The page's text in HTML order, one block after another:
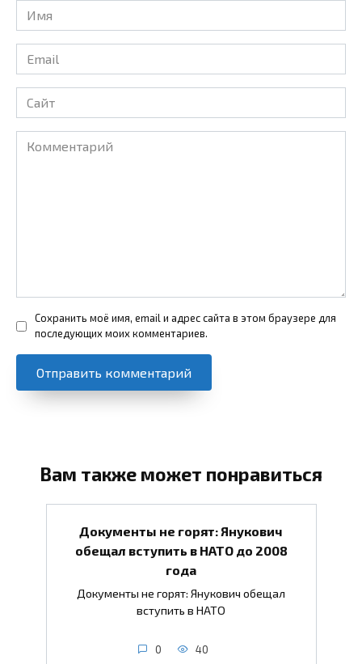
Имя
*
Email
*
Сайт
Комментарий
Сохранить моё имя, email и адрес сайта в этом браузере для
последующих моих комментариев.
Вам также может понравиться
Документы не горят: Янукович
обещал вступить в НАТО до 2008
года
Документы не горят: Янукович обещал
вступить в НАТО
0 40